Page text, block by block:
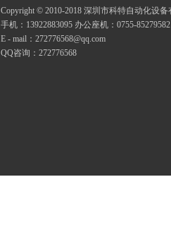
Copyright © 2010-2018 深圳市科特自动化设
手机：13922883095 办公座机：0755-85279582
E - mail：272776568@qq.com
QQ咨询：272776568